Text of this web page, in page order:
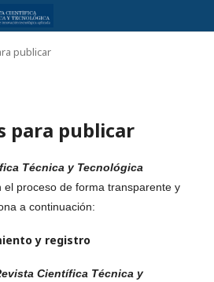
publicar
para publicar
Técnica y Tecnológica
el proceso de forma transparente y
a continuación:
y registro
Científica Técnica y